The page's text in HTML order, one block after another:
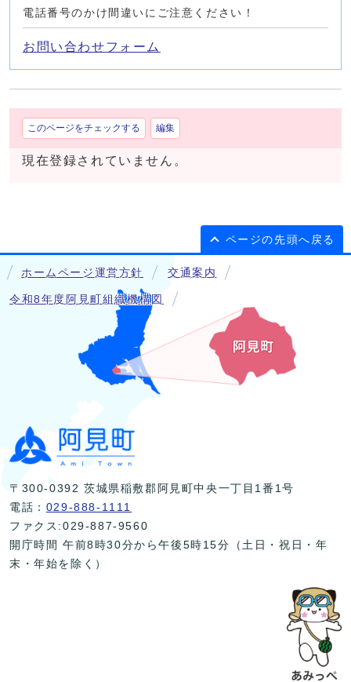
電話番号のかけ間違いにご注意ください！
お問い合わせフォーム
このページをチェックする 編集
現在登録されていません。
ページの先頭へ戻る
ホームページ運営方針 交通案内
令和8年度阿見町組織機構図
〒300-0392 茨城県稲敷郡阿見町中央一丁目1番1号
電話： 029-888-1111
ファクス:029-887-9560
開庁時間 午前8時30分から午後5時15分（土日・祝日・年
末・年始を除く）